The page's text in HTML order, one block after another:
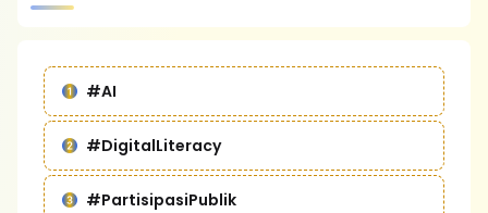
#AI
#DigitalLiteracy
#PartisipasiPublik